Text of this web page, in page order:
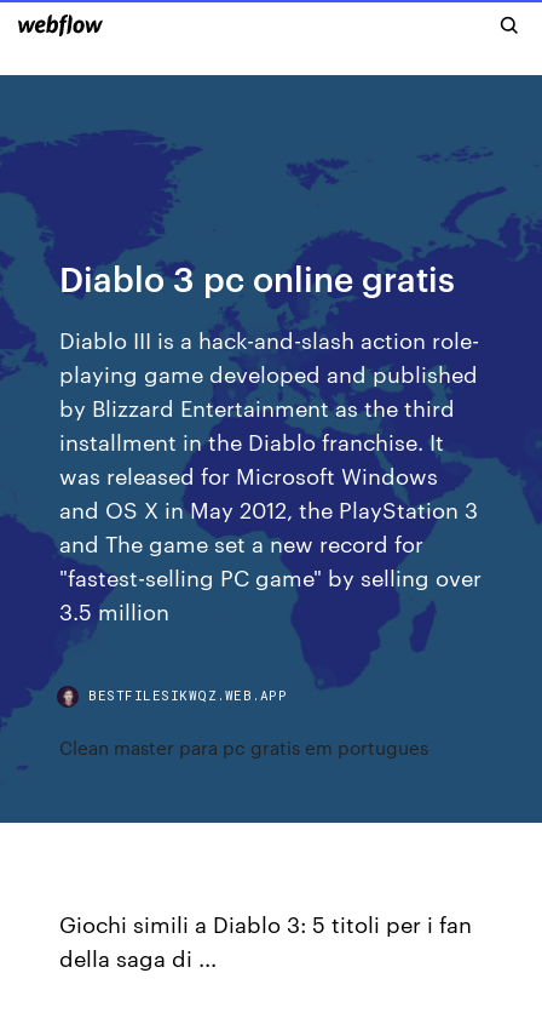
Diablo 3 pc online gratis
Diablo III is a hack-and-slash action role-
playing game developed and published
by Blizzard Entertainment as the third
installment in the Diablo franchise. It
was released for Microsoft Windows
and OS X in May 2012, the PlayStation 3
and The game set a new record for
"fastest-selling PC game" by selling over
3.5 million
BESTFILESIKWQZ.WEB.APP
Clean master para pc gratis em portugues
Giochi simili a Diablo 3: 5 titoli per i fan
della saga di ...